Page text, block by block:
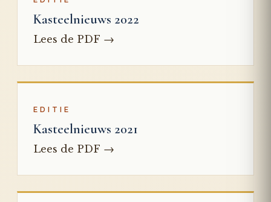
Kasteelnieuws 2022
Lees de PDF →
EDITIE
Kasteelnieuws 2021
Lees de PDF →